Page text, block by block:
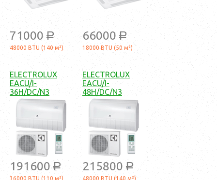
71000 a
48000 BTU (140 м²)
66000 a
18000 BTU (50 м²)
ELECTROLUX
EACU/I-
36H/DC/N3
191600 a
36000 BTU (110 м²)
ELECTROLUX
EACU/I-
48H/DC/N3
215800 a
48000 BTU (140 м²)